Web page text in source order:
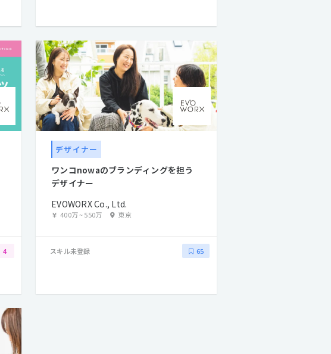
4
デザイナー
ワンコnowaのブランディングを担う
デザイナー
EVOWORX Co., Ltd.
400万~550万 東京
スキル未登録 65